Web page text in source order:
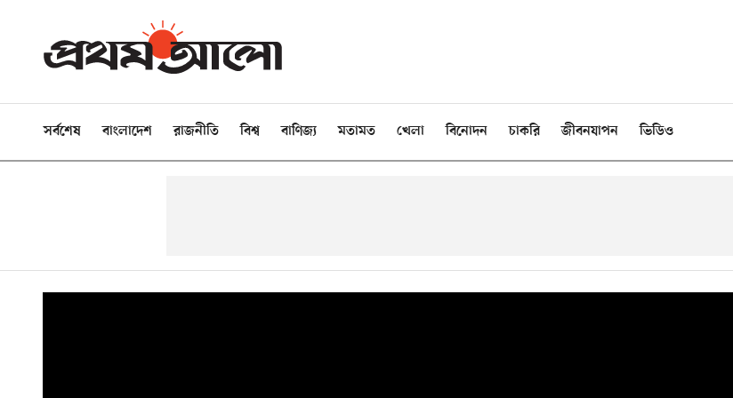
সর্বশেষ বাংলাদেশ রাজনীতি বিশ্ব বাণিজ্য মতামত খেলা বিনোদন চাকরি জীবনযাপন ভিডিও